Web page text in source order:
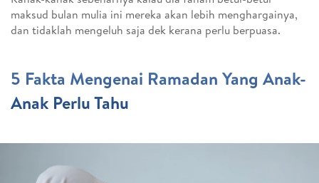
maksud bulan mulia ini mereka akan lebih menghargainya,
dan tidaklah mengeluh saja dek kerana perlu berpuasa.
5 Fakta Mengenai Ramadan Yang Anak-
Anak Perlu Tahu